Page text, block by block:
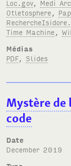
Loc.gov, Medi
Otletosphere
Time Machine ,
Médias
PDF, Slides
Mystère de
code
Date
December 2019